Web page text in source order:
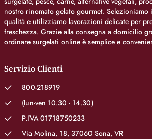
nostro rinomato gelato gourmet.
qualità e utilizziamo lavorazioni delicate per
freschezza. Grazie alla consegna a domicilio
ordinare surgelati online è semplice e
Servizio Clienti
800-218919
(lun-ven 10.30 - 14.30)
P.IVA 01718750233
Via Molina, 18, 37060 Sona, VR